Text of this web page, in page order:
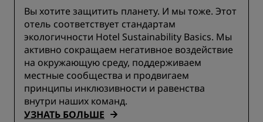
Вы хотите защитить планету. И мы тоже. Этот
отель соответствует стандартам
экологичности Hotel Sustainability Basics. Мы
активно сокращаем негативное воздействие
на окружающую среду, поддерживаем
местные сообщества и продвигаем
принципы инклюзивности и равенства
внутри наших команд.
УЗНАТЬ БОЛЬШЕ